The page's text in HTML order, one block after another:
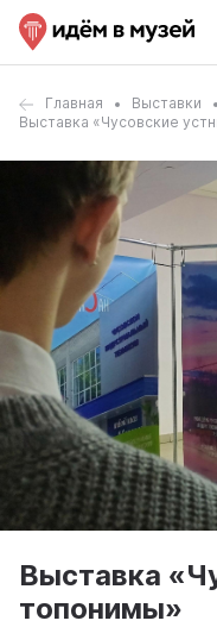
Главная Выставки
Выставка «Чусовские
Выставка
топонимы»